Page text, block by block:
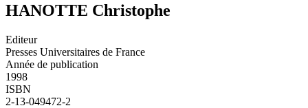
HANOTTE Christophe
Editeur
Presses Universitaires de France
Année de publication
1998
ISBN
2-13-049472-2